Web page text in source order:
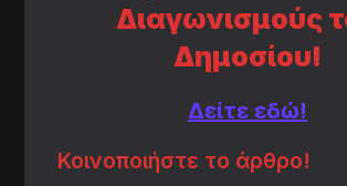
Διαγωνισμούς
Δημοσίου!
Δείτε εδώ!
Κοινοποιήστε το άρθρο!